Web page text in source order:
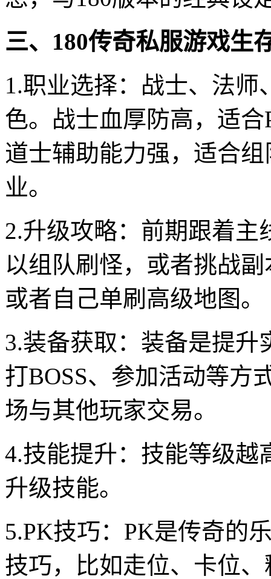
三、180传奇私服游戏生
1.职业选择：战士、法
色。战士血厚防高，适
道士辅助能力强，适合
业。
2.升级攻略：前期跟着
以组队刷怪，或者挑战
或者自己单刷高级地图。
3.装备获取：装备是提
打BOSS、参加活动等方
场与其他玩家交易。
4.技能提升：技能等级越
升级技能。
5.PK技巧：PK是传奇的
技巧，比如走位、卡位